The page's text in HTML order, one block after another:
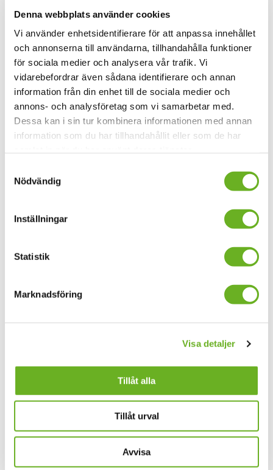
Denna webbplats använder cookies
Vi använder enhetsidentifierare för att anpassa innehållet
och annonserna till användarna, tillhandahålla funktioner
för sociala medier och analysera vår trafik. Vi
vidarebefordrar även sådana identifierare och annan
information från din enhet till de sociala medier och
annons- och analysföretag som vi samarbetar med.
Dessa kan i sin tur kombinera informationen med annan
information som du har tillhandahållit eller som de har
Nödvändig
Inställningar
Statistik
Marknadsföring
Visa detaljer
Tillåt alla
Tillåt urval
Avvisa
Utbildningskatalog 2025.pdf
Anmäl dig till våra
nyhetsbrev